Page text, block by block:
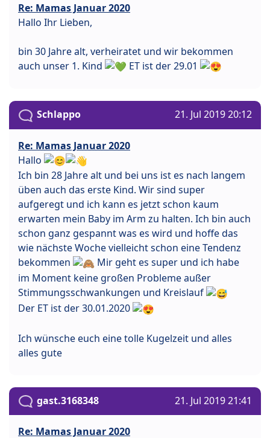
Re: Mamas Januar 2020
Hallo Ihr Lieben,
bin 30 Jahre alt, verheiratet und wir bekommen
auch unser 1. Kind
ET ist der 29.01
Schlappo 21. Jul 2019 20:12
Re: Mamas Januar 2020
Hallo
Ich bin 28 Jahre alt und bei uns ist es nach langem
üben auch das erste Kind. Wir sind super
aufgeregt und ich kann es jetzt schon kaum
erwarten mein Baby im Arm zu halten. Ich bin auch
schon ganz gespannt was es wird und hoffe das
wie nächste Woche vielleicht schon eine Tendenz
bekommen
Mir geht es super und ich habe
im Moment keine großen Probleme außer
Stimmungsschwankungen und Kreislauf
Der ET ist der 30.01.2020
Ich wünsche euch eine tolle Kugelzeit und alles
alles gute
gast.3168348 21. Jul 2019 21:41
Re: Mamas Januar 2020